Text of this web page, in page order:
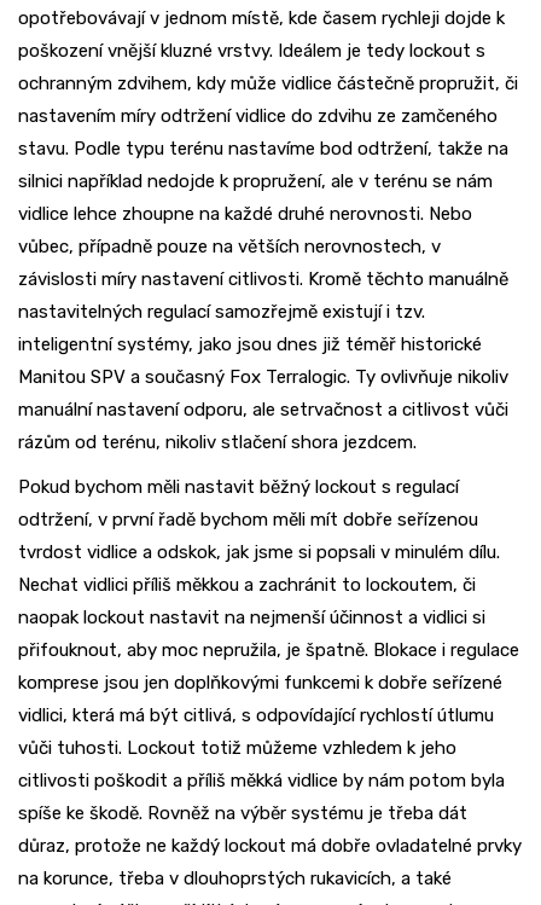
opotřebovávají v jednom místě, kde časem rychleji dojde k
poškození vnější kluzné vrstvy. Ideálem je tedy lockout s
ochranným zdvihem, kdy může vidlice částečně propružit, či
nastavením míry odtržení vidlice do zdvihu ze zamčeného
stavu. Podle typu terénu nastavíme bod odtržení, takže na
silnici například nedojde k propružení, ale v terénu se nám
vidlice lehce zhoupne na každé druhé nerovnosti. Nebo
vůbec, případně pouze na větších nerovnostech, v
závislosti míry nastavení citlivosti. Kromě těchto manuálně
nastavitelných regulací samozřejmě existují i tzv.
inteligentní systémy, jako jsou dnes již téměř historické
Manitou SPV a současný Fox Terralogic. Ty ovlivňuje nikoliv
manuální nastavení odporu, ale setrvačnost a citlivost vůči
rázům od terénu, nikoliv stlačení shora jezdcem.
Pokud bychom měli nastavit běžný lockout s regulací
odtržení, v první řadě bychom měli mít dobře seřízenou
tvrdost vidlice a odskok, jak jsme si popsali v minulém dílu.
Nechat vidlici příliš měkkou a zachránit to lockoutem, či
naopak lockout nastavit na nejmenší účinnost a vidlici si
přifouknout, aby moc nepružila, je špatně. Blokace i regulace
komprese jsou jen doplňkovými funkcemi k dobře seřízené
vidlici, která má být citlivá, s odpovídající rychlostí útlumu
vůči tuhosti. Lockout totiž můžeme vzhledem k jeho
citlivosti poškodit a příliš měkká vidlice by nám potom byla
spíše ke škodě. Rovněž na výběr systému je třeba dát
důraz, protože ne každý lockout má dobře ovladatelné prvky
na korunce, třeba v dlouhoprstých rukavicích, a také